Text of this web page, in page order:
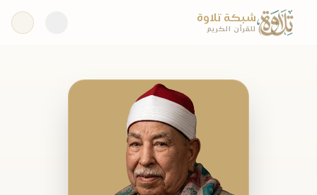
شبكة تلاوة
للقرآن الكريم